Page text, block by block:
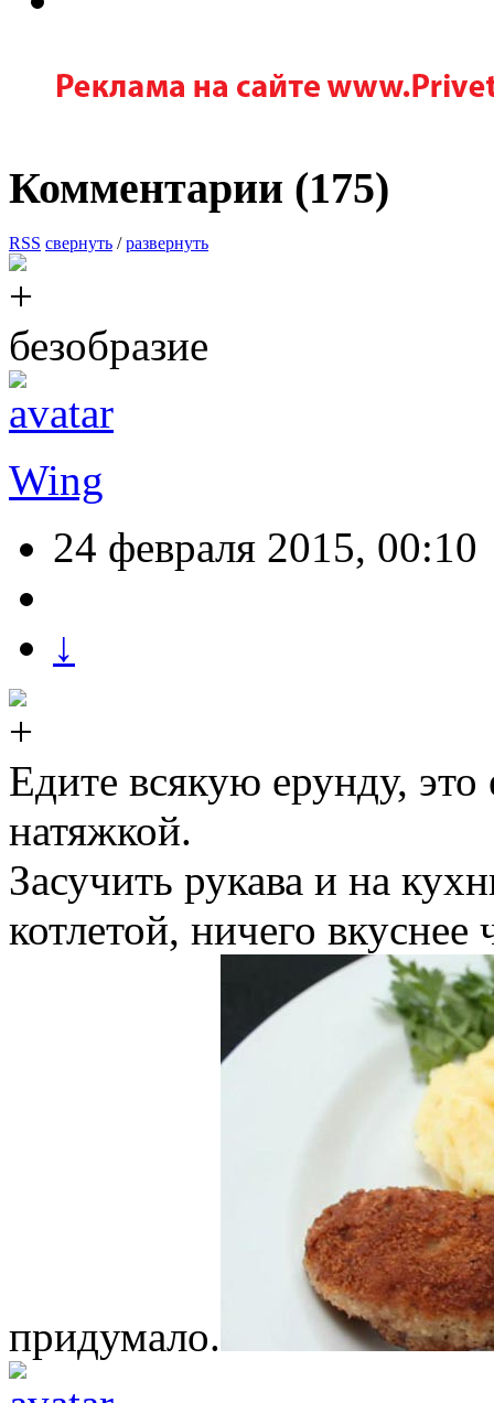
Комментарии (175)
RSS свернуть /развернуть
безобразие
Wing
24 февраля 2015, 00:10
↓
Едите всякую ерунду,
натяжкой.
Засучить рукава и на
котлетой, ничего вкуснее
придумало.